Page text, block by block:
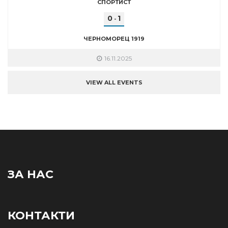
СПОРТИСТ
0 - 1
ЧЕРНОМОРЕЦ 1919
16.11.2025
VIEW ALL EVENTS
ЗА НАС
КОНТАКТИ